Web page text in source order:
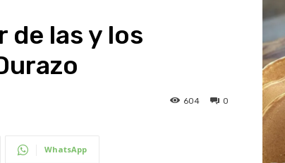
de las y los
0
604
WhatsApp